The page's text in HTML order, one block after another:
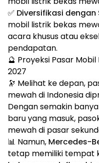
✅ Diversifikasi dengan
mobil listrik bekas
acara khusus atau
pendapatan.
🔮 Proyeksi Pasar
2027
🔭 Melihat ke depan,
mewah di Indonesia
Dengan semakin
baru yang masuk,
mewah di pasar
📊 Namun, Mercedes-
tetap memiliki tempat